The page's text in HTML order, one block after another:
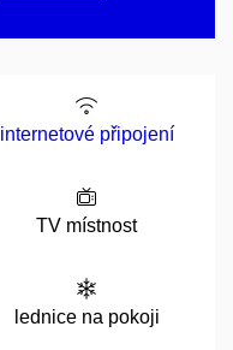
internetové připojení
TV místnost
lednice na pokoji